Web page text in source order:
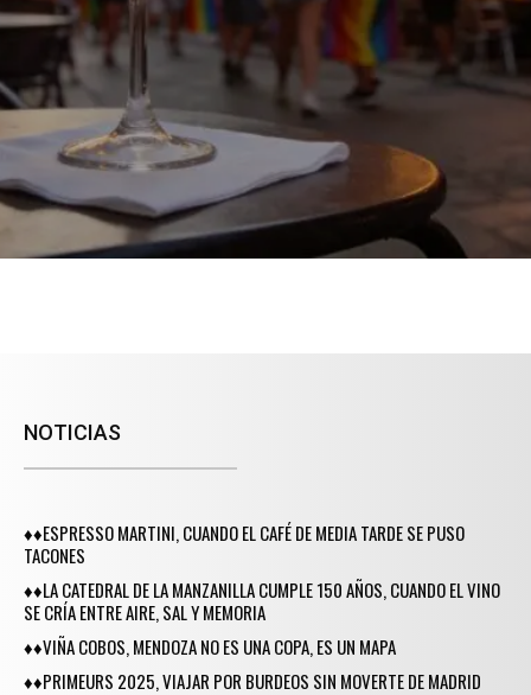
NOTICIAS
♦♦ESPRESSO MARTINI, CUANDO EL CAFÉ DE MEDIA TARDE SE PUSO
TACONES
♦♦LA CATEDRAL DE LA MANZANILLA CUMPLE 150 AÑOS, CUANDO EL VINO
SE CRÍA ENTRE AIRE, SAL Y MEMORIA
♦♦VIÑA COBOS, MENDOZA NO ES UNA COPA, ES UN MAPA
♦♦PRIMEURS 2025, VIAJAR POR BURDEOS SIN MOVERTE DE MADRID